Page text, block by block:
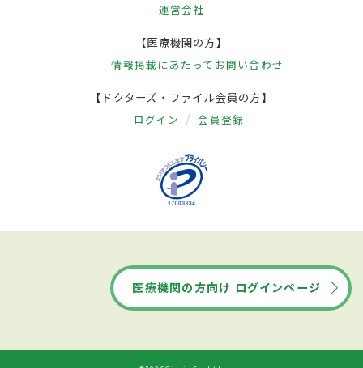
運営会社
【医療機関の方】
情報掲載にあたって お問い合わせ
【ドクターズ・ファイル会員の方】
ログイン 会員登録
医療機関の方向け ログインページ